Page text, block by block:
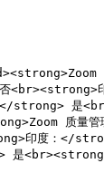
是
质量
印度：